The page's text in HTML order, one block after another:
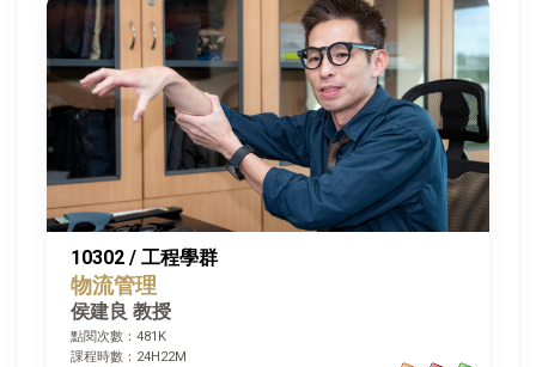
10302 / 工程學群
物流管理
侯建良 教授
點閱次數：481K
課程時數：24H22M